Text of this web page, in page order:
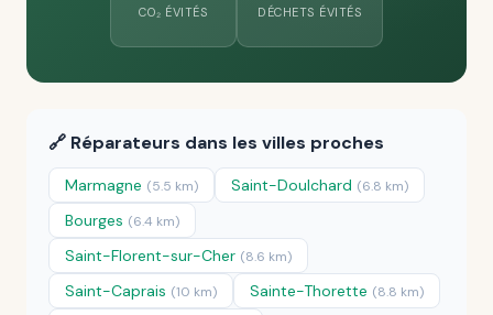
CO₂ ÉVITÉS DÉCHETS ÉVITÉS
🔗 Réparateurs dans les villes proches
Marmagne (5.5 km) Saint-Doulchard (6.8 km)
Bourges (6.4 km)
Saint-Florent-sur-Cher (8.6 km)
Saint-Caprais (10 km) Sainte-Thorette (8.8 km)